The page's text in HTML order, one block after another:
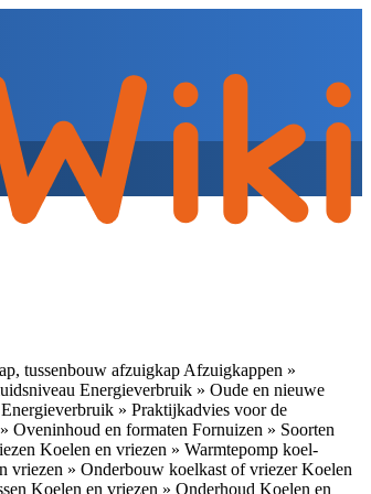
tussenbouw afzuigkap Afzuigkappen »
Energieverbruik » Oude en nieuwe
Energieverbruik » Praktijkadvies voor de
Oveninhoud en formaten Fornuizen » Soorten
Koelen en vriezen » Warmtepomp koel-
vriezen » Onderbouw koelkast of vriezerKoelen
Koelen en vriezen » Onderhoud Koelen en